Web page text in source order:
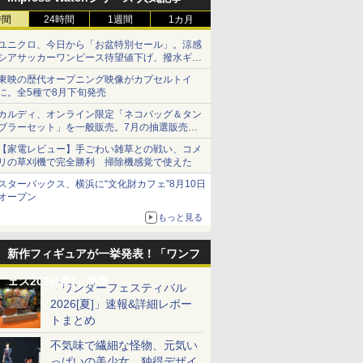
24時間 1週間 1カ月
ニクロ、今日から「お盆特別セール」。涼感
アサッカーワンピース待望値下げ、撥水ギア
ョーツは1990円に
映の歴代オープニング映像がカプセルトイ
。全5種で8月下旬発売
ルディ、オンライン限定「ネコバッグ＆タン
ラーセット」を一般販売。7月の抽選販売の
選無効分
家電レビュー】手ごわい雑草との戦い、コメ
の草刈機で完全勝利 掃除機感覚で使えた
ターバックス、横浜に“文化財カフェ”8月10日
ープン
もっと見る
新作フィギュアが一挙発表！「ワンフ
ェス2026[夏]」特集「ワンダーフェスティバル
2026[夏]」速報&詳細レポー
トまとめ
不気味で繊細な怪物、元気い